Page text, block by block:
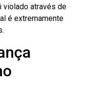
violado através de
é extremamente